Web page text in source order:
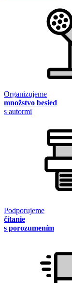
Organizujeme
množstvo besied
s autormi
Podporujeme
čítanie
s porozumením